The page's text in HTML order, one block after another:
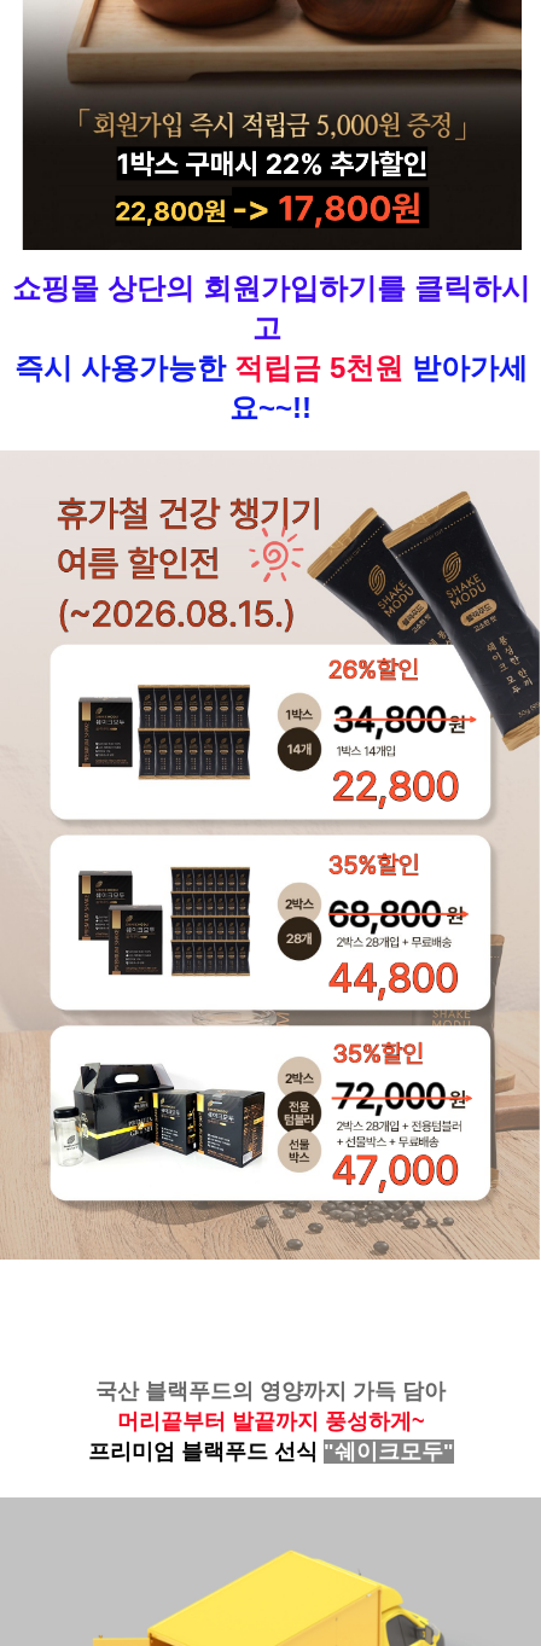
쇼핑몰 상단의 회원가입하기를 클릭하시
고
즉시 사용가능한 적립금 5천원 받아가세
요~~!!
국산 블랙푸드의 영양까지 가득 담아
머리끝부터 발끝까지 풍성하게~
프리미엄 블랙푸드 선식 "쉐이크모두"